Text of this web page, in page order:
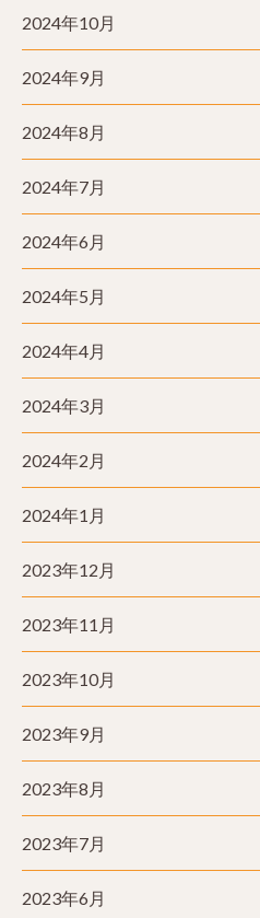
2024年10月
2024年9月
2024年8月
2024年7月
2024年6月
2024年5月
2024年4月
2024年3月
2024年2月
2024年1月
2023年12月
2023年11月
2023年10月
2023年9月
2023年8月
2023年7月
2023年6月